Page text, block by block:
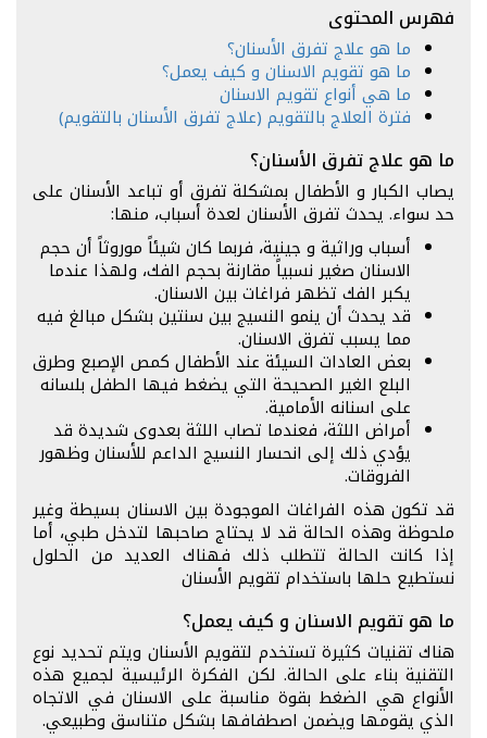
فهرس المحتوى
ما هو علاج تفرق الأسنان؟
ما هو تقويم الاسنان و كيف يعمل؟
ما هي أنواع تقويم الاسنان
فترة العلاج بالتقويم (علاج تفرق الأسنان بالتقويم)
ما هو علاج تفرق الأسنان؟
يصاب الكبار و الأطفال بمشكلة تفرق أو تباعد الأسنان على
حد سواء. يحدث تفرق الأسنان لعدة أسباب، منها:
أسباب وراثية و جينية، فربما كان شيئاً موروثاً أن حجم
الاسنان صغير نسبياً مقارنة بحجم الفك، ولهذا عندما
يكبر الفك تظهر فراغات بين الاسنان.
قد يحدث أن ينمو النسيج بين سنتين بشكل مبالغ فيه
مما يسبب تفرق الاسنان.
بعض العادات السيئة عند الأطفال كمص الإصبع وطرق
البلع الغير الصحيحة التي يضغط فيها الطفل بلسانه
على اسنانه الأمامية.
أمراض اللثة، فعندما تصاب اللثة بعدوى شديدة قد
يؤدي ذلك إلى انحسار النسيج الداعم للأسنان وظهور
الفروقات.
قد تكون هذه الفراغات الموجودة بين الاسنان بسيطة وغير
ملحوظة وهذه الحالة قد لا يحتاج صاحبها لتدخل طبي، أما
إذا كانت الحالة تتطلب ذلك فهناك العديد من الحلول
نستطيع حلها باستخدام تقويم الأسنان
ما هو تقويم الاسنان و كيف يعمل؟
هناك تقنيات كثيرة تستخدم لتقويم الأسنان ويتم تحديد نوع
التقنية بناء على الحالة. لكن الفكرة الرئيسية لجميع هذه
الأنواع هي الضغط بقوة مناسبة على الاسنان في الاتجاه
الذي يقومها ويضمن اصطفافها بشكل متناسق وطبيعي.